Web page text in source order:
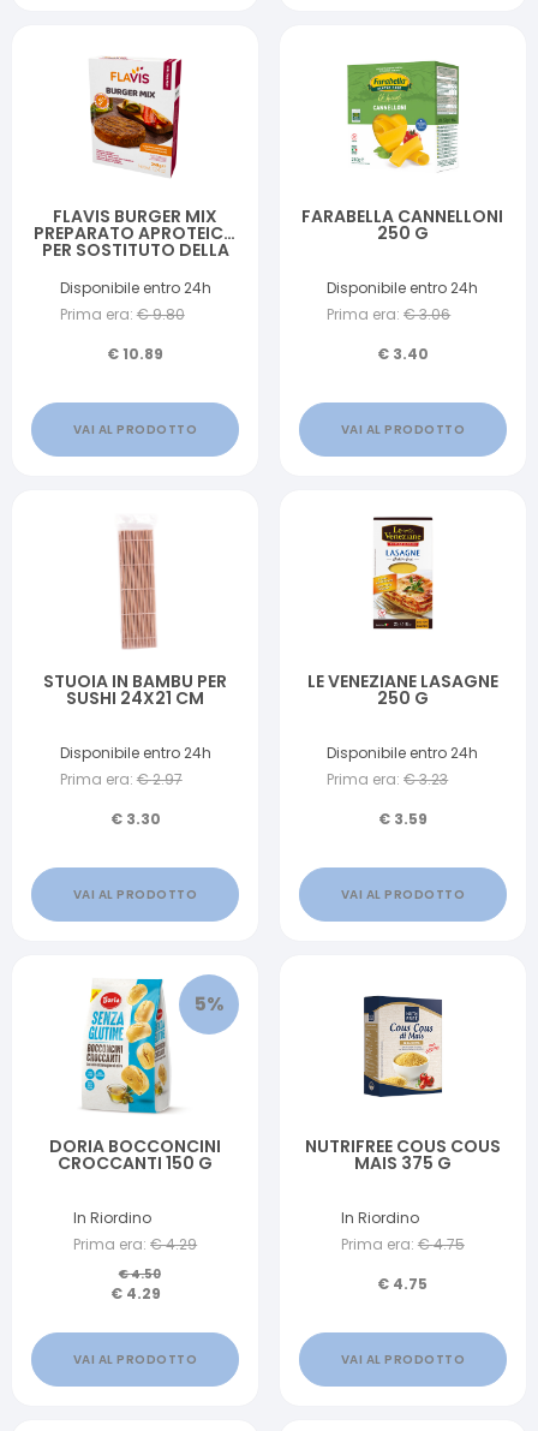
FLAVIS BURGER MIX
PREPARATO APROTEICO
PER SOSTITUTO DELLA
Disponibile entro 24h
Prima era: €9.80
€10.89
VAI AL PRODOTTO
FARABELLA CANNELLONI
250 G
Disponibile entro 24h
Prima era: €3.06
€ 3.40
VAI AL PRODOTTO
STUOIA IN BAMBU PER
SUSHI 24X21 CM
Disponibile entro 24h
Prima era: €2.97
€ 3.30
VAI AL PRODOTTO
LE VENEZIANE LASAGNE
250 G
Disponibile entro 24h
Prima era: €3.23
€ 3.59
VAI AL PRODOTTO
5%
DORIA BOCCONCINI
CROCCANTI 150 G
In Riordino
Prima era: €4.29
€4.50
€ 4.29
VAI AL PRODOTTO
NUTRIFREE COUS COUS
MAIS 375 G
In Riordino
Prima era: €4.75
€ 4.75
VAI AL PRODOTTO